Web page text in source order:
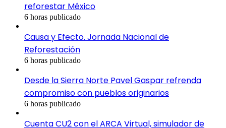
reforestar México
6 horas publicado
Causa y Efecto. Jornada Nacional de
Reforestación
6 horas publicado
Desde la Sierra Norte Pavel Gaspar refrenda
compromiso con pueblos originarios
6 horas publicado
Cuenta CU2 con el ARCA Virtual, simulador de